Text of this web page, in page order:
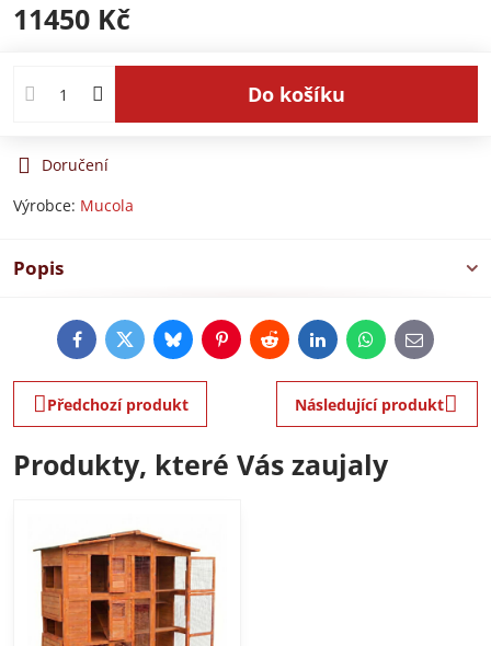
11450 Kč
Do košíku
Doručení
Výrobce: Mucola
Popis
FacebookTwitterBlueskyPinterestRedditLinkedInWhatsApp
E-
mail
Předchozí produkt Následující produkt
Produkty, které Vás zaujaly